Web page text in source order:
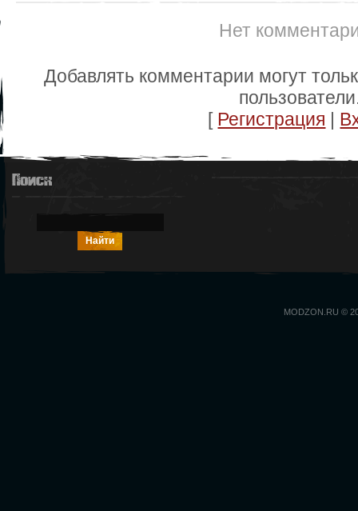
Нет
Добавлять комментарии могут
[ Регистрация |
Поиск
MODZON.RU ©